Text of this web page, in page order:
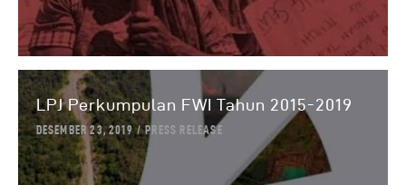
LPJ Perkumpulan FWI Tahun 2015-2019
DESEMBER 23, 2019 PRESS RELEASE